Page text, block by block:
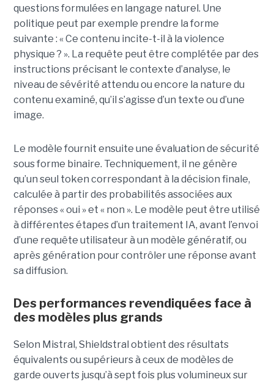
questions formulées en langage naturel. Une
politique peut par exemple prendre la forme
suivante : « Ce contenu incite-t-il à la violence
physique ? ». La requête peut être complétée par des
instructions précisant le contexte d’analyse, le
niveau de sévérité attendu ou encore la nature du
contenu examiné, qu’il s’agisse d’un texte ou d’une
image.
Le modèle fournit ensuite une évaluation de sécurité
sous forme binaire. Techniquement, il ne génère
qu’un seul token correspondant à la décision finale,
calculée à partir des probabilités associées aux
réponses « oui » et « non ». Le modèle peut être utilisé
à différentes étapes d’un traitement IA, avant l’envoi
d’une requête utilisateur à un modèle génératif, ou
après génération pour contrôler une réponse avant
sa diffusion.
Des performances revendiquées face à
des modèles plus grands
Selon Mistral, Shieldstral obtient des résultats
équivalents ou supérieurs à ceux de modèles de
garde ouverts jusqu’à sept fois plus volumineux sur